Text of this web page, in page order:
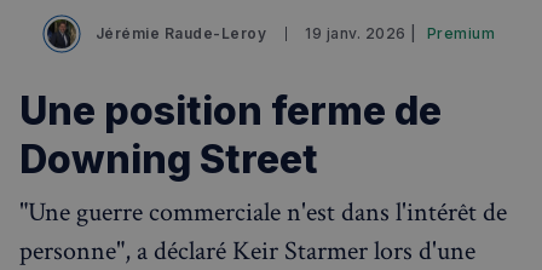
Jérémie Raude-Leroy 19 janv. 2026 | Premium
Une position ferme de
Downing Street
"Une guerre commerciale n'est dans l'intérêt de
personne", a déclaré Keir Starmer lors d'une